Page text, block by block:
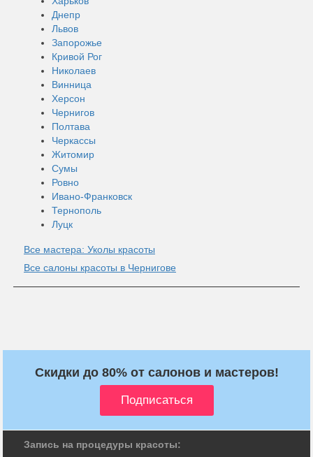
Днепр
Львов
Запорожье
Кривой Рог
Николаев
Винница
Херсон
Чернигов
Полтава
Черкассы
Житомир
Сумы
Ровно
Ивано-Франковск
Тернополь
Луцк
Все мастера: Уколы красоты
Все салоны красоты в Чернигове
Скидки до 80% от салонов и мастеров!
Запись на процедуры красоты: